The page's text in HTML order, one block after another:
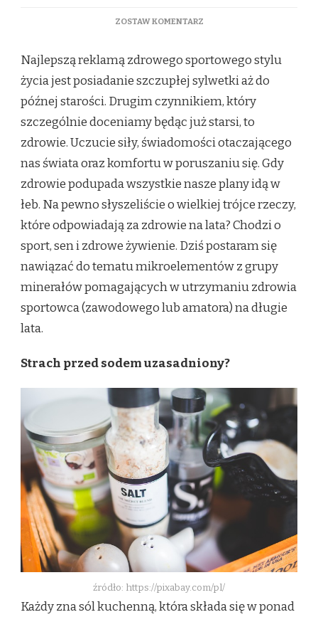
ZOSTAW KOMENTARZDO
WAŻNE
DLA
SPORTOWCA
Najlepszą reklamą zdrowego sportowego stylu
życia jest posiadanie szczupłej sylwetki aż do
późnej starości. Drugim czynnikiem, który
szczególnie doceniamy będąc już starsi, to
zdrowie. Uczucie siły, świadomości otaczającego
nas świata oraz komfortu w poruszaniu się. Gdy
zdrowie podupada wszystkie nasze plany idą w
łeb. Na pewno słyszeliście o wielkiej trójce rzeczy,
które odpowiadają za zdrowie na lata? Chodzi o
sport, sen i zdrowe żywienie. Dziś postaram się
nawiązać do tematu mikroelementów z grupy
minerałów pomagających w utrzymaniu zdrowia
sportowca (zawodowego lub amatora) na długie
lata.
Strach przed sodem uzasadniony?
źródło: https://pixabay.com/pl/
Każdy zna sól kuchenną, która składa się w ponad